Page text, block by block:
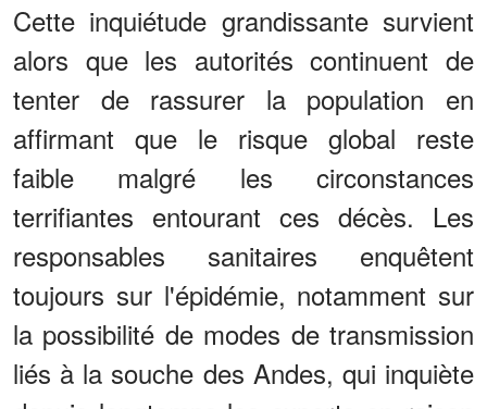
Cette inquiétude grandissante survient
alors que les autorités continuent de
tenter de rassurer la population en
affirmant que le risque global reste
faible malgré les circonstances
terrifiantes entourant ces décès. Les
responsables sanitaires enquêtent
toujours sur l'épidémie, notamment sur
la possibilité de modes de transmission
liés à la souche des Andes, qui inquiète